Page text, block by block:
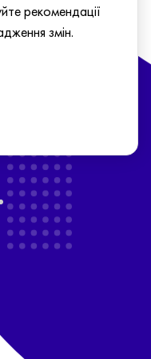
рекомендації
змін.